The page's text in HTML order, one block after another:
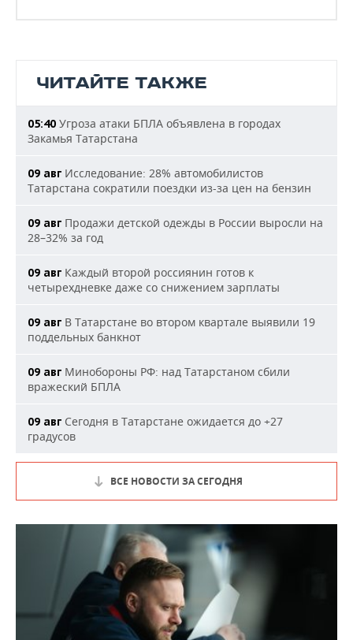
ЧИТАЙТЕ ТАКЖЕ
05:40 Угроза атаки БПЛА объявлена в городах
Закамья Татарстана
09 авг Исследование: 28% автомобилистов
Татарстана сократили поездки из-за цен на бензин
09 авг Продажи детской одежды в России выросли на
28–32% за год
09 авг Каждый второй россиянин готов к
четырехдневке даже со снижением зарплаты
09 авг В Татарстане во втором квартале выявили 19
поддельных банкнот
09 авг Минобороны РФ: над Татарстаном сбили
вражеский БПЛА
09 авг Сегодня в Татарстане ожидается до +27
градусов
ВСЕ НОВОСТИ ЗА СЕГОДНЯ